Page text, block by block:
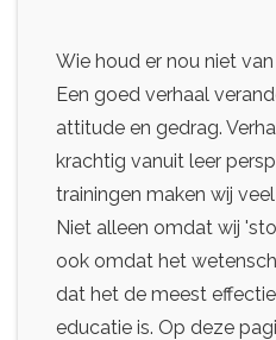
Wie houd er nou niet
Een goed verhaal
attitude en gedrag.
krachtig vanuit leer
trainingen maken wij
Niet alleen omdat wij
ook omdat het
dat het de meest
educatie is. Op deze